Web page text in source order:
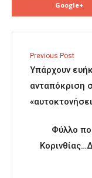
Google+
Previous Post
Υπάρχουν
ανταπόκριση
Φύλλο